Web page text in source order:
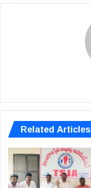
Related Articles